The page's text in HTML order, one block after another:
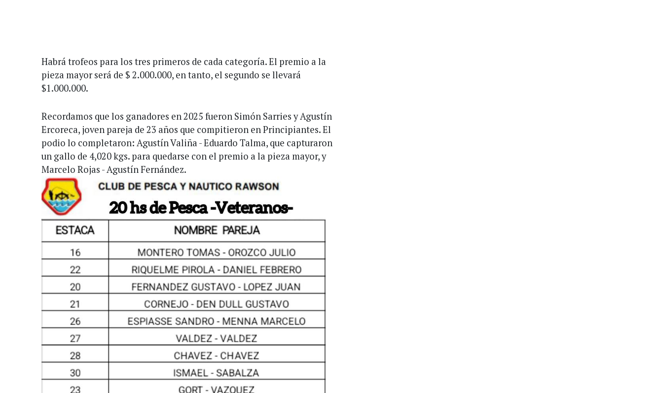
Habrá trofeos para los tres primeros de cada categoría. El premio a la
pieza mayor será de $ 2.000.000, en tanto, el segundo se llevará
$1.000.000.
Recordamos que los ganadores en 2025 fueron Simón Sarries y Agustín
Ercoreca, joven pareja de 23 años que compitieron en Principiantes. El
podio lo completaron: Agustín Valiña - Eduardo Talma, que capturaron
un gallo de 4,020 kgs. para quedarse con el premio a la pieza mayor, y
Marcelo Rojas - Agustín Fernández.